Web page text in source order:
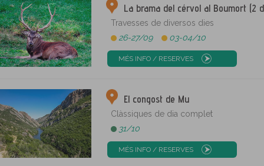
La brama del cérvol al Boumort (2
Travesses de diversos dies
26-27/09
03-04/10
MÉS INFO / RESERVES
El congost de Mu
Clàssiques de dia complet
31/10
MÉS INFO / RESERVES